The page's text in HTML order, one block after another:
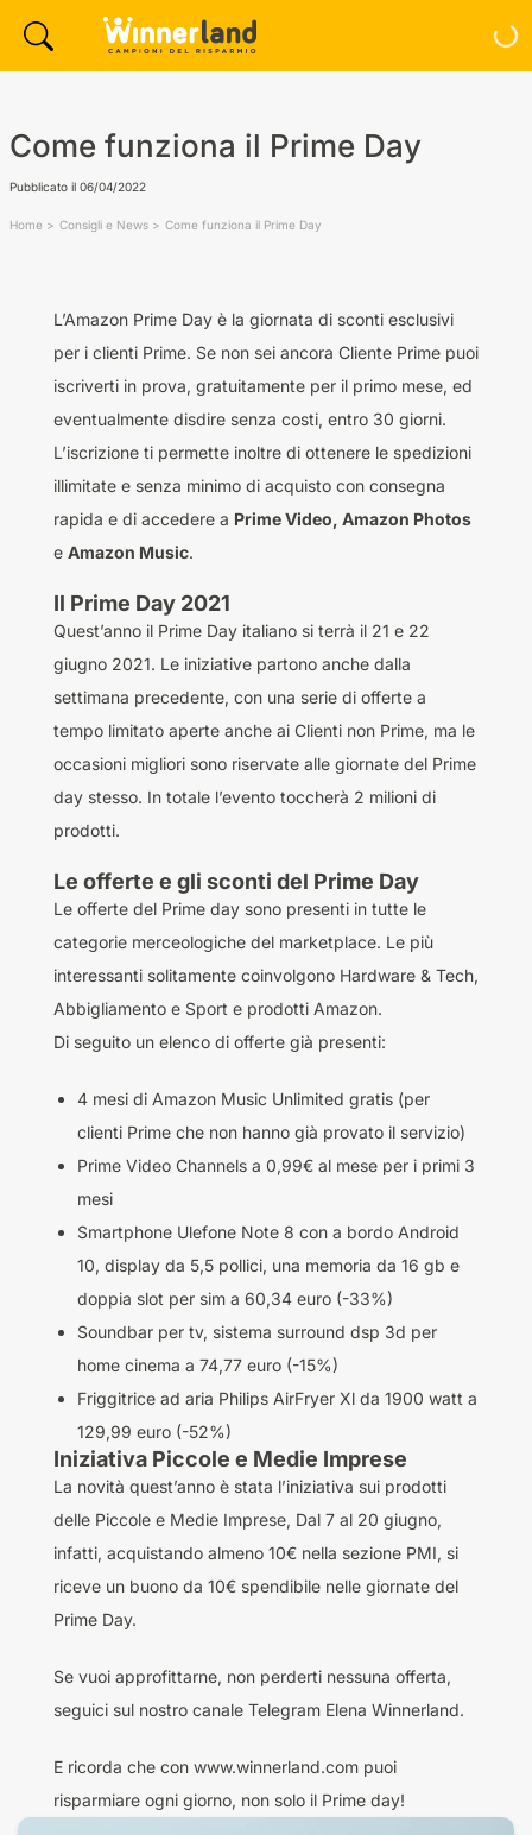
Come funziona il Prime Day
Pubblicato il 06/04/2022
Home Consigli e News Come funziona il Prime Day
L’Amazon Prime Day è la giornata di sconti esclusivi
per i clienti Prime. Se non sei ancora Cliente Prime puoi
iscriverti in prova, gratuitamente per il primo mese, ed
eventualmente disdire senza costi, entro 30 giorni.
L’iscrizione ti permette inoltre di ottenere le spedizioni
illimitate e senza minimo di acquisto con consegna
rapida e di accedere a Prime Video, Amazon Photos
e Amazon Music.
Il Prime Day 2021
Quest’anno il Prime Day italiano si terrà il 21 e 22
giugno 2021. Le iniziative partono anche dalla
settimana precedente, con una serie di offerte a
tempo limitato aperte anche ai Clienti non Prime, ma le
occasioni migliori sono riservate alle giornate del Prime
day stesso. In totale l’evento toccherà 2 milioni di
prodotti.
Le offerte e gli sconti del Prime Day
Le offerte del Prime day sono presenti in tutte le
categorie merceologiche del marketplace. Le più
interessanti solitamente coinvolgono Hardware & Tech,
Abbigliamento e Sport e prodotti Amazon.
Di seguito un elenco di offerte già presenti:
4 mesi di Amazon Music Unlimited gratis (per
clienti Prime che non hanno già provato il servizio)
Prime Video Channels a 0,99€ al mese per i primi 3
mesi
Smartphone Ulefone Note 8 con a bordo Android
10, display da 5,5 pollici, una memoria da 16 gb e
doppia slot per sim a 60,34 euro (-33%)
Soundbar per tv, sistema surround dsp 3d per
home cinema a 74,77 euro (-15%)
Friggitrice ad aria Philips AirFryer Xl da 1900 watt a
129,99 euro (-52%)
Iniziativa Piccole e Medie Imprese
La novità quest’anno è stata l’iniziativa sui prodotti
delle Piccole e Medie Imprese, Dal 7 al 20 giugno,
infatti, acquistando almeno 10€ nella sezione PMI, si
riceve un buono da 10€ spendibile nelle giornate del
Prime Day.
Se vuoi approfittarne, non perderti nessuna offerta,
seguici sul nostro canale Telegram Elena Winnerland.
E ricorda che con www.winnerland.compuoi
risparmiare ogni giorno, non solo il Prime day!